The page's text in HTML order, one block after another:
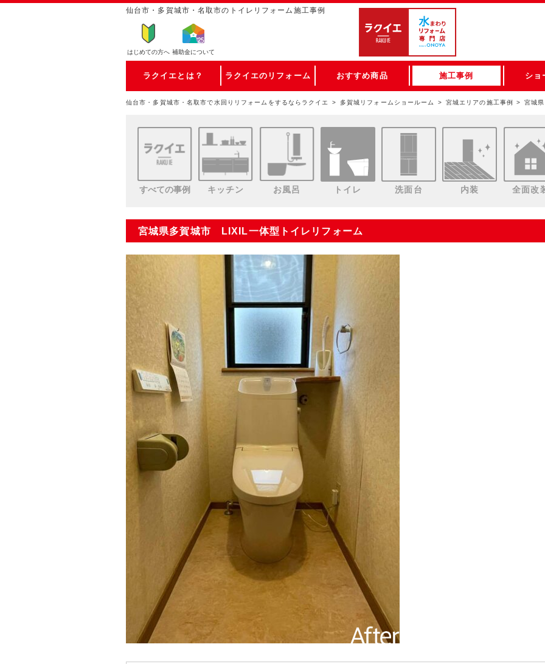
仙台市・多賀城市・名取市のトイレリフォーム施工事例
はじめての方へ 補助金について
ラクイエとは？ ラクイエのリフォーム おすすめ商品 施工事例 ショ
仙台市・多賀城市・名取市で水回りリフォームをするならラクイエ 多賀城リフォームショールーム 宮城エリアの施工事例 宮城
すべての事例 キッチン お風呂 トイレ 洗面台 内装 全面改
宮城県多賀城市 LIXIL一体型トイレリフォーム